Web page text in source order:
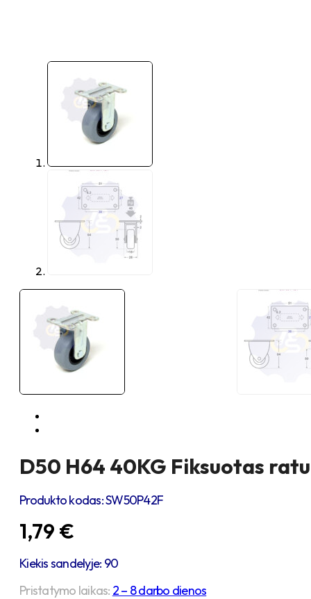
D50 H64 40KG Fiksuotas
Produkto kodas:SW50P42F
1,79 €
Kiekis sandelyje: 90
Pristatymo laikas: 2 – 8 darbo dienos